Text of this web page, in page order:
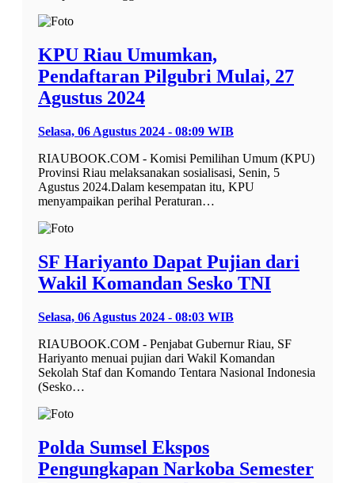
KPU Riau Umumkan,
Pendaftaran Pilgubri Mulai, 27
Agustus 2024
Selasa, 06 Agustus 2024 - 08:09 WIB
RIAUBOOK.COM - Komisi Pemilihan Umum (KPU)
Provinsi Riau melaksanakan sosialisasi, Senin, 5
Agustus 2024.Dalam kesempatan itu, KPU
menyampaikan perihal Peraturan…
SF Hariyanto Dapat Pujian dari
Wakil Komandan Sesko TNI
Selasa, 06 Agustus 2024 - 08:03 WIB
RIAUBOOK.COM - Penjabat Gubernur Riau, SF
Hariyanto menuai pujian dari Wakil Komandan
Sekolah Staf dan Komando Tentara Nasional Indonesia
(Sesko…
Polda Sumsel Ekspos
Pengungkapan Narkoba Semester